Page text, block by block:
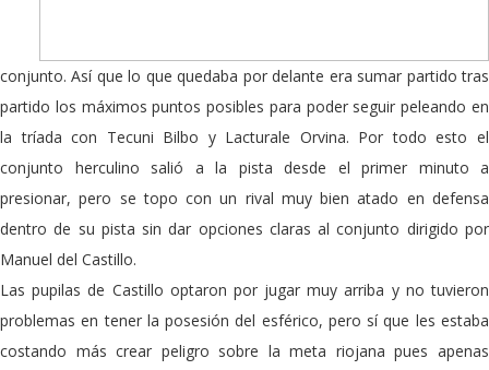
conjunto. Así que lo que quedaba por delante era sumar partido tras
partido los máximos puntos posibles para poder seguir peleando en
la tríada con Tecuni Bilbo y Lacturale Orvina. Por todo esto el
conjunto herculino salió a la pista desde el primer minuto a
presionar, pero se topo con un rival muy bien atado en defensa
dentro de su pista sin dar opciones claras al conjunto dirigido por
Manuel del Castillo.
Las pupilas de Castillo optaron por jugar muy arriba y no tuvieron
problemas en tener la posesión del esférico, pero sí que les estaba
costando más crear peligro sobre la meta riojana pues apenas